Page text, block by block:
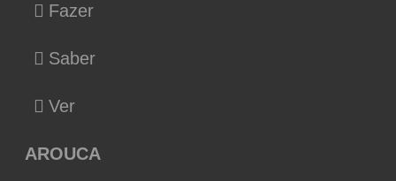
Fazer
Saber
Ver
AROUCA